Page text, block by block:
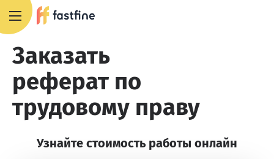
Заказать
реферат по
трудовому праву
Узнайте стоимость работы онлайн